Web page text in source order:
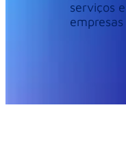
serviços